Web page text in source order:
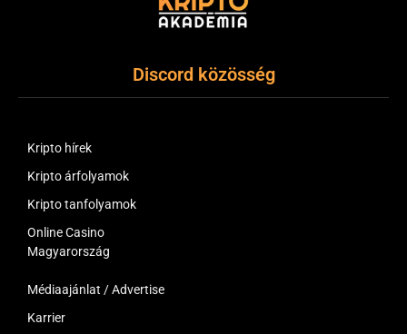
Discord közösség
Kripto hírek
Kripto árfolyamok
Kripto tanfolyamok
Online Casino
Magyarország
Médiaajánlat / Advertise
Karrier